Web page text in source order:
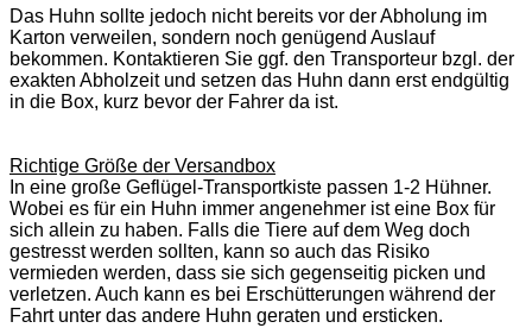
Das Huhn sollte jedoch nicht bereits vor der Abholung im
Karton verweilen, sondern noch genügend Auslauf
bekommen. Kontaktieren Sie ggf. den Transporteur bzgl. der
exakten Abholzeit und setzen das Huhn dann erst endgültig
in die Box, kurz bevor der Fahrer da ist.
Richtige Größe der Versandbox
In eine große Geflügel-Transportkiste passen 1-2 Hühner.
Wobei es für ein Huhn immer angenehmer ist eine Box für
sich allein zu haben. Falls die Tiere auf dem Weg doch
gestresst werden sollten, kann so auch das Risiko
vermieden werden, dass sie sich gegenseitig picken und
verletzen. Auch kann es bei Erschütterungen während der
Fahrt unter das andere Huhn geraten und ersticken.